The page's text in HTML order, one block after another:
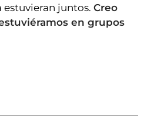
estuvieran juntos. Creo
en grupos